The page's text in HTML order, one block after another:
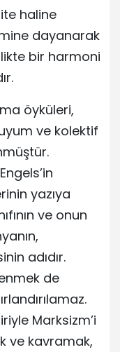
haline
dayanarak
bir harmoni
öyküleri,
ve kolektif
yazıya
ve onun
adıdır.
de
Marksizm’i
ve kavramak,